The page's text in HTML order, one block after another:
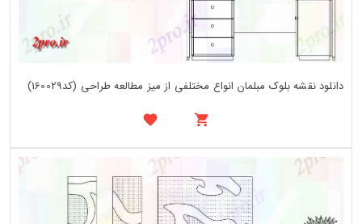
دانلود نقشه بلوک مبلمان انواع مختلفی از میز مطالعه طراحی (کد160029)